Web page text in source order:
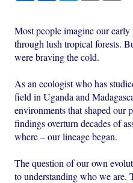
Most people imagine our
through lush tropical forests.
were braving the cold.
As an ecologist who has
field in Uganda and
environments that shaped our
findings overturn decades of
where – our lineage began.
The question of our own
to understanding who we are.